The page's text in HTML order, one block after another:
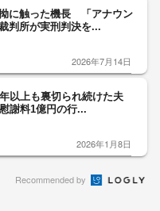
に触った機長 「アナウン
判所が実刑判決を...
2026年7月14日
以上も裏切られ続けた夫
謝料1億円の行...
2026年1月8日
Recommended by